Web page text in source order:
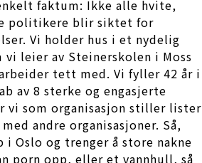
faktum: Ikke alle hvite,
politikere blir siktet for
Vi holder hus i et nydelig
vi leier av Steinerskolen i Moss
tett med. Vi fyller 42 år i
av 8 sterke og engasjerte
vi som organisasjon stiller lister
andre organisasjoner. Så,
i Oslo og trenger å store nakne
porn opp, eller et vannhull, så